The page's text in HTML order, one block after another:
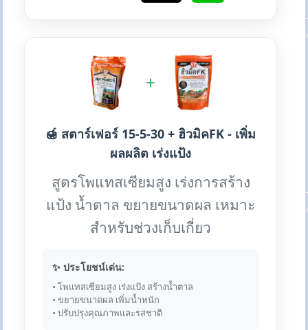
+
🍯 สตาร์เฟอร์ 15-5-30 + ฮิวมิคFK - เพิ่ม
ผลผลิต เร่งแป้ง
สูตรโพแทสเซียมสูง เร่งการสร้าง
แป้ง น้ำตาล ขยายขนาดผล เหมาะ
สำหรับช่วงเก็บเกี่ยว
✨ ประโยชน์เด่น:
• โพแทสเซียมสูง เร่งแป้ง สร้างน้ำตาล
• ขยายขนาดผล เพิ่มน้ำหนัก
• ปรับปรุงคุณภาพและรสชาติ